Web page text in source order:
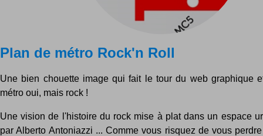
Plan de métro Rock'n Roll
Une bien chouette image qui fait le tour du web graphique
métro oui, mais rock !
Une vision de l'histoire du rock mise à plat dans un espace
par Alberto Antoniazzi ... Comme vous risquez de vous